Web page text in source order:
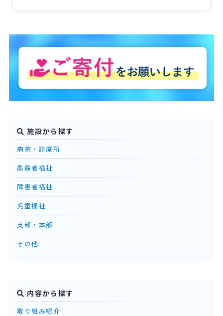
施設から探す
病院・診療所
高齢者福祉
障害者福祉
児童福祉
支部・本部
その他
内容から探す
取り組み紹介